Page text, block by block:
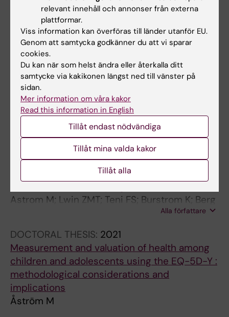
Alla övriga publikationer
CONFERENCE PUBLICATION:QUALITY OF LIFE
RESEARCH.
2024;33:S45
Who Should Value Health-Related Quality of
Life in Children? Results from a Dual Country
Survey
Powell P; Astrom M; Burstrom K; Berg J;
Carlton J; Henriksson M; Norman R; Rowen D;
Shah K
QUALITY OF LIFE RESEARCH.
2023;32(10):2719-2729
Use of the visual analogue scale for health
Astrom M; Lwin ZMT; Teni FS; Burstrom K; Berg
Alla författare
DOCTORAL THESIS: 2021
Measurement and valuation of health among
children and adolescents using the EQ-5D-Y :
methodological considerations and
implications
Åström M
relevant innehåll och annonser från externa
plattformar.
Viss information kan överföras till länder utanför EU.
Genom att samtycka godkänner du att vi sparar
cookies.
Du kan när som helst ändra eller återkalla ditt
samtycke via kakikonen längst ned till vänster på
sidan.
Mer information om våra kakor
Read this information in English
Tillåt endast nödvändiga
Tillåt mina valda kakor
Tillåt alla